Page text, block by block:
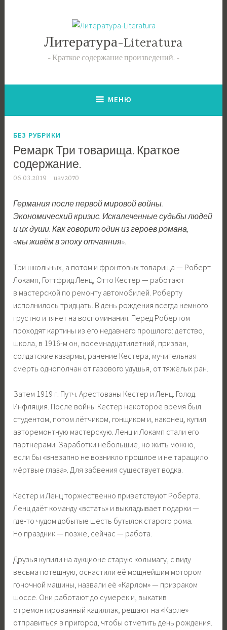
Литература-Literatura
Краткое содержание произведений.
МЕНЮ
БЕЗ РУБРИКИ
Ремарк Три товарища. Краткое
содержание.
06.03.2019 uav2070
Германия после первой мировой войны.
Экономический кризис. Искалеченные судьбы людей
и их души. Как говорит один из героев романа,
«мы живём в эпоху отчаяния».
Три школьных, а потом и фронтовых товарища — Роберт
Локамп, Готтфрид Ленц, Отто Кестер — работают
в мастерской по ремонту автомобилей. Роберту
исполнилось тридцать. В день рождения всегда немного
грустно и тянет на воспоминания. Перед Робертом
проходят картины из его недавнего прошлого: детство,
школа, в 1916-м он, восемнадцатилетний, призван,
солдатские казармы, ранение Кестера, мучительная
смерть однополчан от газового удушья, от тяжёлых ран.
Затем 1919 г. Путч. Арестованы Кестер и Ленц. Голод.
Инфляция. После войны Кестер некоторое время был
студентом, потом лётчиком, гонщиком и, наконец, купил
авторемонтную мастерскую. Ленц и Локамп стали его
партнёрами. Заработки небольшие, но жить можно,
если бы «внезапно не возникло прошлое и не таращило
мёртвые глаза». Для забвения существует водка.
Кестер и Ленц торжественно приветствуют Роберта.
Ленц даёт команду «встать» и выкладывает подарки —
где-то чудом добытые шесть бутылок старого рома.
Но праздник — позже, сейчас — работа.
Друзья купили на аукционе старую колымагу, с виду
весьма потешную, оснастили её мощнейшим мотором
гоночной машины, назвали её «Карлом» — призраком
шоссе. Они работают до сумерек и, выкатив
отремонтированный кадиллак, решают на «Карле»
отправиться в пригород, чтобы отметить день рождения.